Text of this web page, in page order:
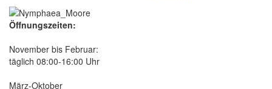
Öffnungszeiten:
November bis Februar:
täglich 08:00-16:00 Uhr
März-Oktober